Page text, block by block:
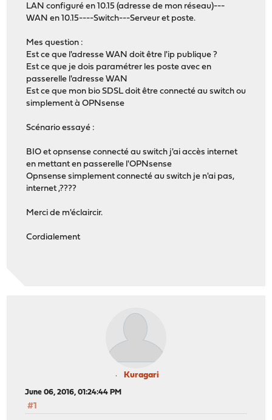
LAN configuré en 10.15 (adresse de mon réseau)---
WAN en 10.15----Switch---Serveur et poste.
Mes question :
Est ce que l'adresse WAN doit être l'ip publique ?
Est ce que je dois paramétrer les poste avec en
passerelle l'adresse WAN
Est ce que mon bio SDSL doit être connecté au switch ou
simplement à OPNsense
Scénario essayé :
BIO et opnsense connecté au switch j'ai accès internet
en mettant en passerelle l'OPNsense
Opnsense simplement connecté au switch je n'ai pas,
internet ,????
Merci de m'éclaircir.
Cordialement
Kuragari
June 06, 2016, 01:24:44 PM
#1